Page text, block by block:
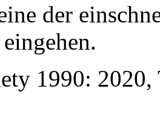
der
1990: 2020,